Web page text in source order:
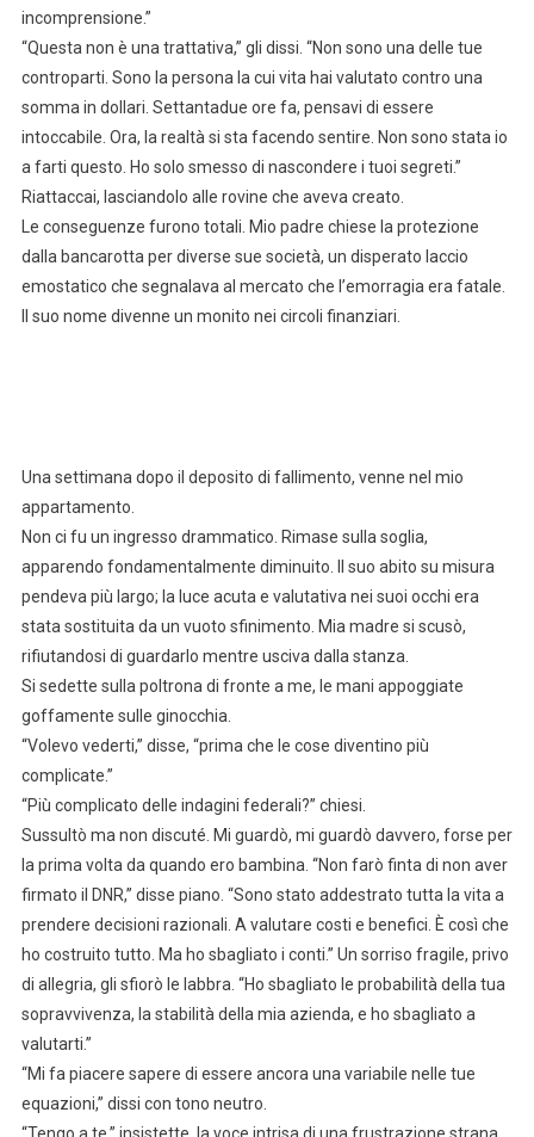
incomprensione.”
“Questa non è una trattativa,” gli dissi. “Non sono una delle tue
controparti. Sono la persona la cui vita hai valutato contro una
somma in dollari. Settantadue ore fa, pensavi di essere
intoccabile. Ora, la realtà si sta facendo sentire. Non sono stata io
a farti questo. Ho solo smesso di nascondere i tuoi segreti.”
Riattaccai, lasciandolo alle rovine che aveva creato.
Le conseguenze furono totali. Mio padre chiese la protezione
dalla bancarotta per diverse sue società, un disperato laccio
emostatico che segnalava al mercato che l’emorragia era fatale.
Il suo nome divenne un monito nei circoli finanziari.
Una settimana dopo il deposito di fallimento, venne nel mio
appartamento.
Non ci fu un ingresso drammatico. Rimase sulla soglia,
apparendo fondamentalmente diminuito. Il suo abito su misura
pendeva più largo; la luce acuta e valutativa nei suoi occhi era
stata sostituita da un vuoto sfinimento. Mia madre si scusò,
rifiutandosi di guardarlo mentre usciva dalla stanza.
Si sedette sulla poltrona di fronte a me, le mani appoggiate
goffamente sulle ginocchia.
“Volevo vederti,” disse, “prima che le cose diventino più
complicate.”
“Più complicato delle indagini federali?” chiesi.
Sussultò ma non discuté. Mi guardò, mi guardò davvero, forse per
la prima volta da quando ero bambina. “Non farò finta di non aver
firmato il DNR,” disse piano. “Sono stato addestrato tutta la vita a
prendere decisioni razionali. A valutare costi e benefici. È così che
ho costruito tutto. Ma ho sbagliato i conti.” Un sorriso fragile, privo
di allegria, gli sfiorò le labbra. “Ho sbagliato le probabilità della tua
sopravvivenza, la stabilità della mia azienda, e ho sbagliato a
valutarti.”
“Mi fa piacere sapere di essere ancora una variabile nelle tue
equazioni,” dissi con tono neutro.